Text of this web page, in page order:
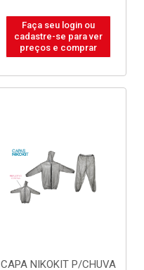
Faça seu login ou
cadastre-se para ver
preços e comprar
CAPA NIKOKIT P/CHUVA